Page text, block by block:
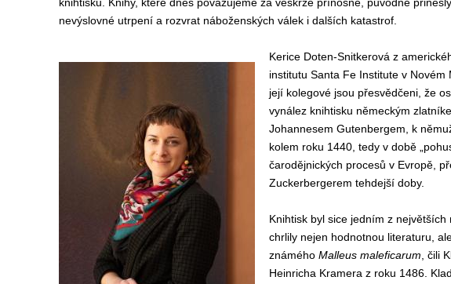
nevýslovné utrpení a rozvrat náboženských válek i dalších katastrof.
Kerice Doten-Snitkerová z
institutu Santa Fe Institute v Novém
její kolegové jsou přesvědčeni, že
vynález knihtisku německým
Johannesem Gutenbergem, k
kolem roku 1440, tedy v době
čarodějnických procesů v Evropě,
Zuckerbergerem tehdejší doby.
Knihtisk byl sice jedním z
chrlily nejen hodnotnou literaturu,
známého Malleus maleficarum , čili
Heinricha Kramera z roku 1486.